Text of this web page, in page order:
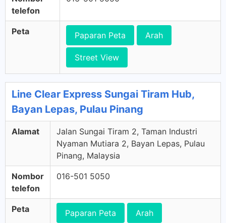
telefon
Peta Paparan Peta Arah
Street View
Line Clear Express Sungai Tiram Hub,
Bayan Lepas, Pulau Pinang
Alamat
Jalan Sungai Tiram 2, Taman Industri
Nyaman Mutiara 2, Bayan Lepas, Pulau
Pinang, Malaysia
Nombor
telefon
016-501 5050
Peta Paparan Peta Arah